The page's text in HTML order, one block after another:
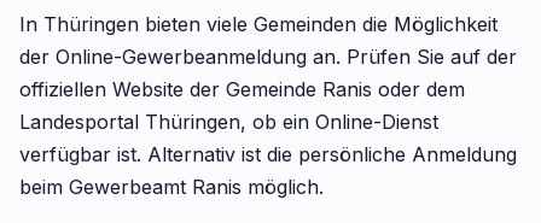
In Thüringen bieten viele Gemeinden die Möglichkeit
der Online-Gewerbeanmeldung an. Prüfen Sie auf der
offiziellen Website der Gemeinde Ranis oder dem
Landesportal Thüringen, ob ein Online-Dienst
verfügbar ist. Alternativ ist die persönliche Anmeldung
beim Gewerbeamt Ranis möglich.